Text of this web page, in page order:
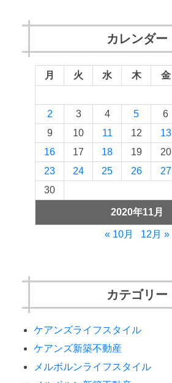
カレンダー
2020年11月
月 火 水 木 金
2
3 4 5 6
9
10 11 12 13
16
17 18 19 20
23
24 25 26 27
30
« 10月 12月 »
カテゴリー
ケアンズライフスタイル
ケアンズ新築不動産
メルボルンライフスタイル